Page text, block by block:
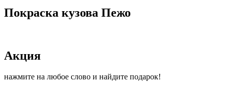
Покраска кузова Пежо
Акция
нажмите на любое слово и найдите подарок!